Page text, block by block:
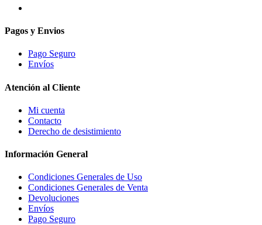
Pagos y Envios
Pago Seguro
Envíos
Atención al Cliente
Mi cuenta
Contacto
Derecho de desistimiento
Información General
Condiciones Generales de Uso
Condiciones Generales de Venta
Devoluciones
Envíos
Pago Seguro